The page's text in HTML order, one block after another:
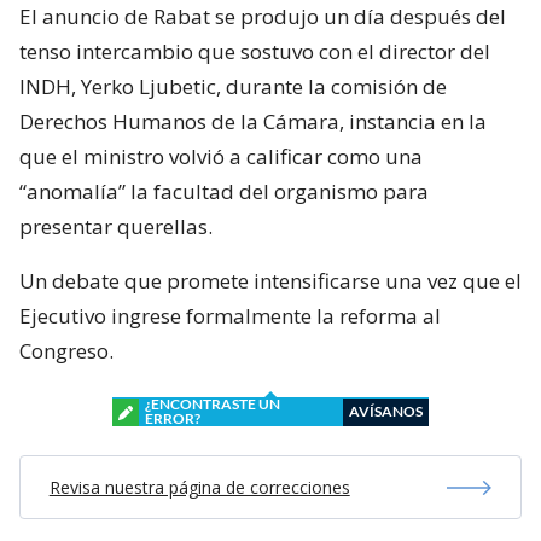
El anuncio de Rabat se produjo un día después del
tenso intercambio que sostuvo con el director del
INDH, Yerko Ljubetic, durante la comisión de
Derechos Humanos de la Cámara, instancia en la
que el ministro volvió a calificar como una
“anomalía” la facultad del organismo para
presentar querellas.
Un debate que promete intensificarse una vez que el
Ejecutivo ingrese formalmente la reforma al
Congreso.
¿ENCONTRASTE UN
ERROR?
AVÍSANOS
Revisa nuestra página de correcciones